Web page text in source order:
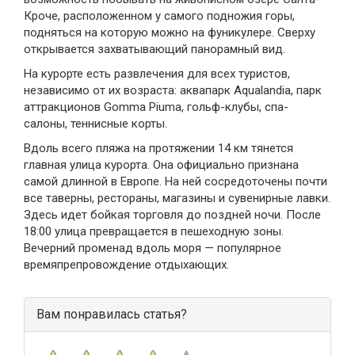
Кроче, расположенном у самого подножия горы,
подняться на которую можно на фуникулере. Сверху
открывается захватывающий панорамный вид.
На курорте есть развлечения для всех туристов,
независимо от их возраста: аквапарк Aqualandia, парк
аттракционов Gomma Piuma, гольф-клубы, спа-
салоны, теннисные корты.
Вдоль всего пляжа на протяжении 14 км тянется
главная улица курорта. Она официально признана
самой длинной в Европе. На ней сосредоточены почти
все таверны, рестораны, магазины и сувенирные лавки.
Здесь идет бойкая торговля до поздней ночи. После
18:00 улица превращается в пешеходную зоны.
Вечерний променад вдоль моря — популярное
времяпрепровождение отдыхающих.
Вам понравилась статья?